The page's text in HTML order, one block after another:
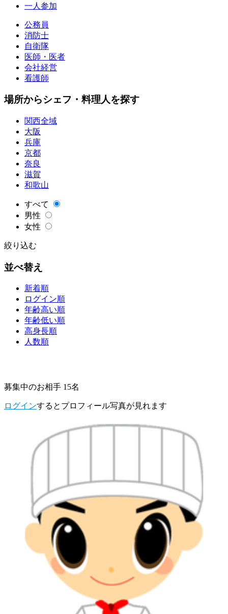
一人参加
公務員
消防士
自衛隊
医師・医者
会社経営
看護師
場所からシェフ・料理人を探す
関西全域
大阪
兵庫
京都
奈良
滋賀
和歌山
すべて
男性
女性
絞り込む
並べ替え
新着順
ログイン順
年齢高い順
年齢低い順
高身長順
人数順
募集中のお相手 15名
ログインするとプロフィール写真が見れます